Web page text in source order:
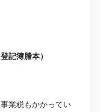
記簿謄本）
業税もかかってい